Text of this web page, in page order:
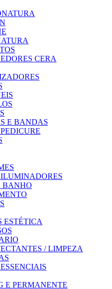
CERA
E BANDAS
BANHO
ESTÉTICA
/ LIMPEZA
E PERMANENTE